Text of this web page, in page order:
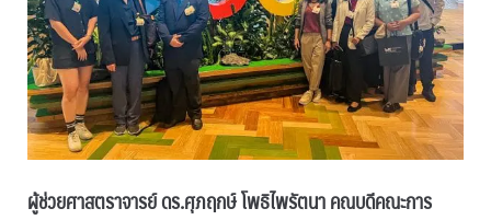
ผู้ช่วยศาสตราจารย์ ดร.ศุภฤกษ์ โพธิไพรัตนา คณบดีคณะการ